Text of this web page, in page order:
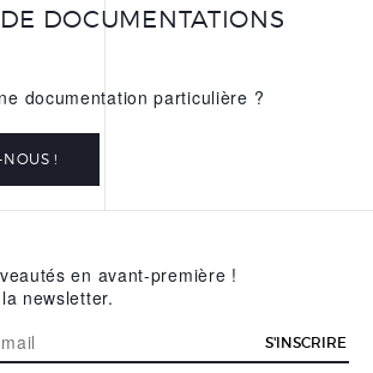
DOCUMENTATIONS
documentation particulière ?
!
en avant-première !
newsletter.
S'INSCRIRE